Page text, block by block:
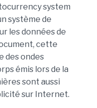
system
système de
les données de
cette
des ondes
émis lors de la
sont aussi
sur Internet.